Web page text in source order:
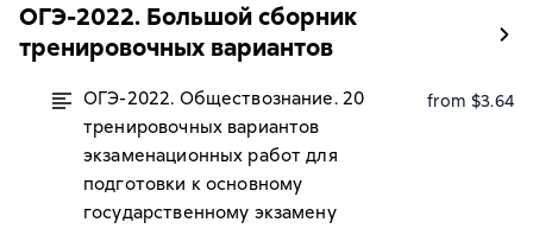
ОГЭ-2022. Большой сборник
тренировочных вариантов
ОГЭ-2022. Обществознание. 20
тренировочных вариантов
экзаменационных работ для
подготовки к основному
государственному экзамену
from $3.64